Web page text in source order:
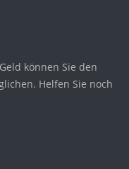
können Sie den
Helfen Sie noch